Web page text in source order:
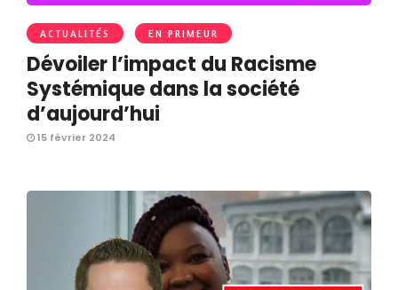
ACTUALITÉS EN PRIMEUR
Dévoiler l’impact du Racisme
Systémique dans la société
d’aujourd’hui
15 février 2024